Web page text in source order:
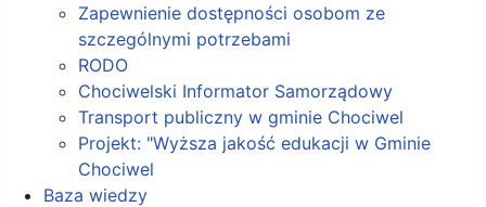
Zapewnienie dostępności osobom ze
szczególnymi potrzebami
RODO
Chociwelski Informator Samorządowy
Transport publiczny w gminie Chociwel
Projekt: "Wyższa jakość edukacji w Gminie
Chociwel
Baza wiedzy